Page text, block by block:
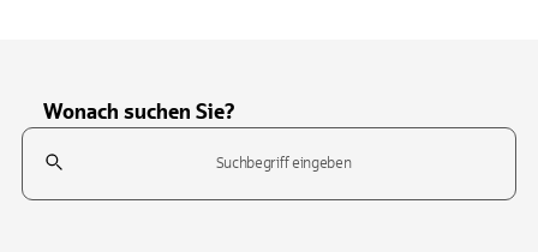
Wonach suchen Sie?
Suchfeld